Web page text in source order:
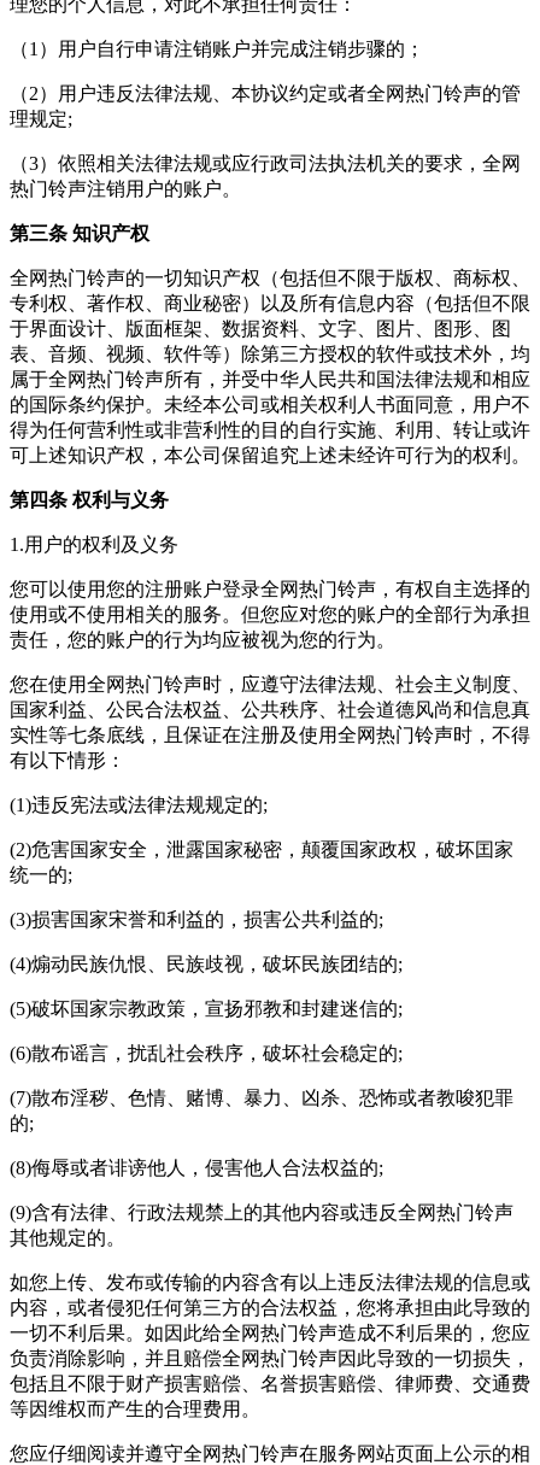
理您的个人信息，对此不承担任何责任：
（1）用户自行申请注销账户并完成注销步骤的；
（2）用户违反法律法规、本协议约定或者全网热门铃声的管
理规定;
（3）依照相关法律法规或应行政司法执法机关的要求，全网
热门铃声注销用户的账户。
第三条 知识产权
全网热门铃声的一切知识产权（包括但不限于版权、商标权、
专利权、著作权、商业秘密）以及所有信息内容（包括但不限
于界面设计、版面框架、数据资料、文字、图片、图形、图
表、音频、视频、软件等）除第三方授权的软件或技术外，均
属于全网热门铃声所有，并受中华人民共和国法律法规和相应
的国际条约保护。未经本公司或相关权利人书面同意，用户不
得为任何营利性或非营利性的目的自行实施、利用、转让或许
可上述知识产权，本公司保留追究上述未经许可行为的权利。
第四条 权利与义务
1.用户的权利及义务
您可以使用您的注册账户登录全网热门铃声，有权自主选择的
使用或不使用相关的服务。但您应对您的账户的全部行为承担
责任，您的账户的行为均应被视为您的行为。
您在使用全网热门铃声时，应遵守法律法规、社会主义制度、
国家利益、公民合法权益、公共秩序、社会道德风尚和信息真
实性等七条底线，且保证在注册及使用全网热门铃声时，不得
有以下情形：
(1)违反宪法或法律法规规定的;
(2)危害国家安全，泄露国家秘密，颠覆国家政权，破坏囯家
统一的;
(3)损害国家宋誉和利益的，损害公共利益的;
(4)煽动民族仇恨、民族歧视，破坏民族团结的;
(5)破坏国家宗教政策，宣扬邪教和封建迷信的;
(6)散布谣言，扰乱社会秩序，破坏社会稳定的;
(7)散布淫秽、色情、赌博、暴力、凶杀、恐怖或者教唆犯罪
的;
(8)侮辱或者诽谤他人，侵害他人合法权益的;
(9)含有法律、行政法规禁上的其他内容或违反全网热门铃声
其他规定的。
如您上传、发布或传输的内容含有以上违反法律法规的信息或
内容，或者侵犯任何第三方的合法权益，您将承担由此导致的
一切不利后果。如因此给全网热门铃声造成不利后果的，您应
负责消除影响，并且赔偿全网热门铃声因此导致的一切损失，
包括且不限于财产损害赔偿、名誉损害赔偿、律师费、交通费
等因维权而产生的合理费用。
您应仔细阅读并遵守全网热门铃声在服务网站页面上公示的相